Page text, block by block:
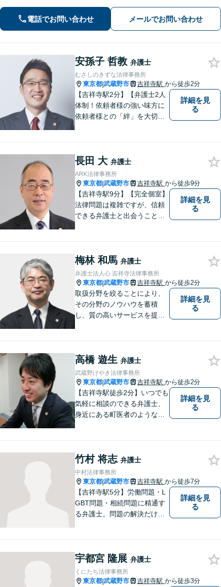
題】遺産分割協議から訴訟、生前の相
続対策まで実績多数【医療機関】労務
等、平時の対応から医療過誤などの有
電話でお問い合わせ メールでお問い合わせ
安孫子 哲教 弁護士
むさしのきずな法律事務所
東京都|武蔵野市 吉祥寺駅 から徒歩2分
【吉祥寺駅2分】【弁護士2人
体制！依頼者様の強い味方に
依頼者様との「絆」を大切
回収、企業法務、刑事事件、
インターネットなど
詳細を見
る
長田 大 弁護士
ARK法律事務所
東京都|武蔵野市 吉祥寺駅 から徒歩9分
【吉祥寺駅9分】【完全個室】
法律問題は複雑ですが、信頼
できる弁護士と出会うことで
さい。一緒に最善の解決策を
見つけましょう。【迅速な対
応】
詳細を見
る
梅林 和馬 弁護士
弁護士法人心 吉祥寺法律事務所
東京都|武蔵野市 吉祥寺駅 から徒歩2分
取扱分野を絞ることにより、
その分野のノウハウを蓄積
し、質の高いサービスを提供
相談ください。
詳細を見
る
高橋 遊生 弁護士
武蔵野けやき法律事務所
東京都|武蔵野市 吉祥寺駅 から徒歩2分
【吉祥寺駅徒歩2分】いつでも
気軽に相談のできる弁護士、
身近にある町医者のような弁
みます。お気軽にご相談くだ
さい。
詳細を見
る
竹村 将志 弁護士
中村法律事務所
東京都|武蔵野市 吉祥寺駅 から徒歩7分
【吉祥寺駅5分】労働問題・L
GBT問題・相続問題に精通す
る弁護士。問題の解決だけで
にご相談ください！皆様に寄
り添い、納得の解決を目指し
ます。
詳細を見
る
宇都宮 隆展 弁護士
くにたち法律事務所
東京都|武蔵野市 吉祥寺駅 から徒歩3分